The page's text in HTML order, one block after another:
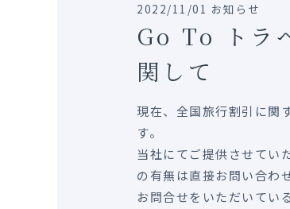
2022/11/01 お知らせ
Go To トラ
関して
現在、全国旅行割引に関
す。
当社にてご提供させてい
の有無は直接お問い合わ
お問合せをいただいてい